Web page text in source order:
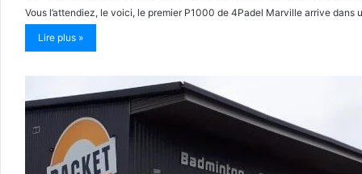
Vous l’attendiez, le voici, le premier P1000 de 4Padel Marville arrive
Lire plus »